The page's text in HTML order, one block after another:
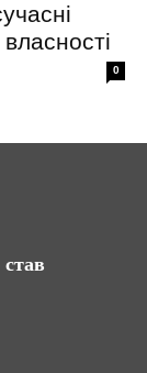
0